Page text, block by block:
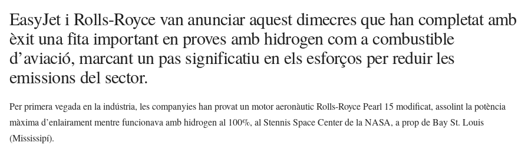
EasyJet i Rolls-Royce van anunciar aquest dimecres que han completat amb
èxit una fita important en proves amb hidrogen com a combustible
d’aviació, marcant un pas significatiu en els esforços per reduir les
emissions del sector.
Per primera vegada en la indústria, les companyies han provat un motor aeronàutic Rolls-Royce Pearl 15 modificat, assolint la potència
màxima d’enlairament mentre funcionava amb hidrogen al 100%, al Stennis Space Center de la NASA, a prop de Bay St. Louis
(Mississipí).